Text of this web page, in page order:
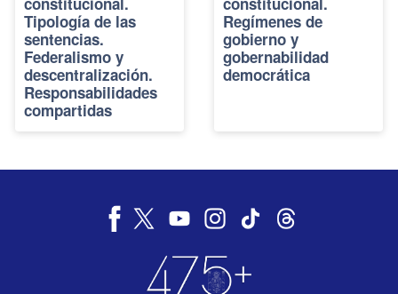
Tipología de las
sentencias.
Federalismo y
descentralización.
Responsabilidades
compartidas
Regímenes de
gobierno y
gobernabilidad
democrática